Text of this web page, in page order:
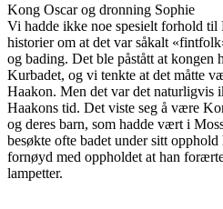
Kong Oscar og dronning Sophie
Vi hadde ikke noe spesielt forhold til
historier om at det var såkalt
og bading. Det ble påstått at kongen
Kurbadet, og vi tenkte at det måtte
Haakon. Men det var det naturligvis
Haakons tid. Det viste seg å være
og deres barn, som hadde vært i
besøkte ofte badet under sitt opphold
fornøyd med oppholdet at han
lampetter.